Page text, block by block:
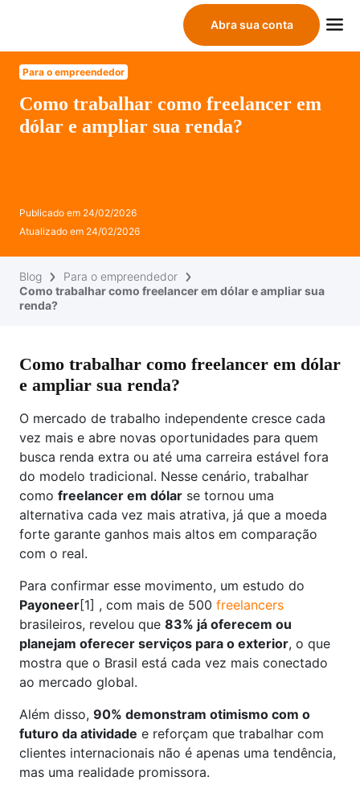
Abra sua conta
Para o empreendedor
Como trabalhar como freelancer em
dólar e ampliar sua renda?
Publicado em 24/02/2026
Atualizado em 24/02/2026
Blog
Para o empreendedor
Como trabalhar como freelancer em dólar e ampliar sua
renda?
Como trabalhar como freelancer em dólar
e ampliar sua renda?
O mercado de trabalho independente cresce cada
vez mais e abre novas oportunidades para quem
busca renda extra ou até uma carreira estável fora
do modelo tradicional. Nesse cenário, trabalhar
como freelancer em dólar se tornou uma
alternativa cada vez mais atrativa, já que a moeda
forte garante ganhos mais altos em comparação
com o real.
Para confirmar esse movimento, um estudo do
Payoneer[1] , com mais de 500 freelancers
brasileiros, revelou que 83% já oferecem ou
planejam oferecer serviços para o exterior, o que
mostra que o Brasil está cada vez mais conectado
ao mercado global.
Além disso, 90% demonstram otimismo com o
futuro da atividade e reforçam que trabalhar com
clientes internacionais não é apenas uma tendência,
mas uma realidade promissora.